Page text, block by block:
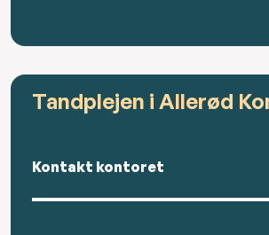
Tandplejen i Allerød
Kontakt kontoret